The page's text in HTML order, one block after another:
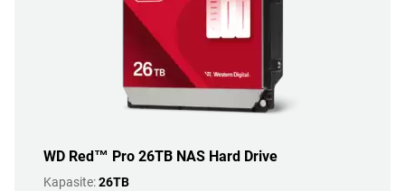
WD Red™ Pro 26TB NAS Hard Drive
Kapasite:26TB